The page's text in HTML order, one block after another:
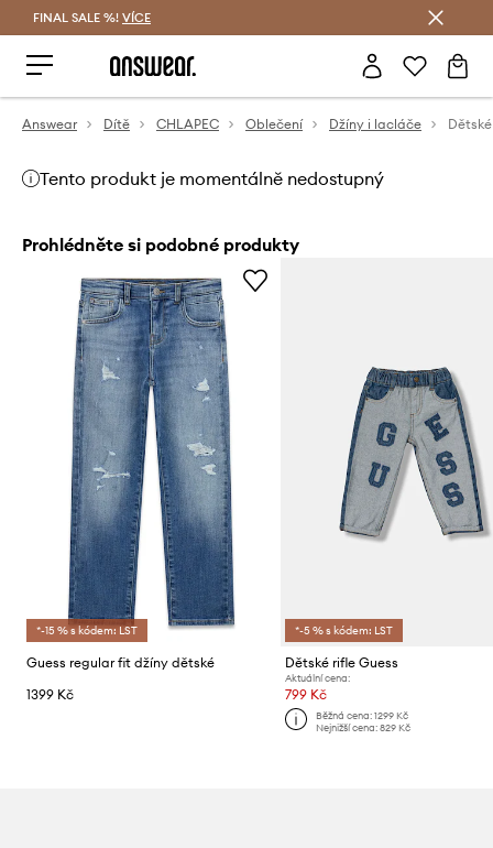
FINAL SALE %! VÍCE
Answear Dítě CHLAPEC Oblečení Džíny i lacláče
Tento produkt je momentálně nedostupný
Prohlédněte si podobné produkty
*-15 % s kódem: LST
Guess regular fit džíny dětské
1399 Kč
*-5 % s kódem: LST
Dětské rifle Guess
Aktuální cena:
799 Kč
Běžná cena: 1299 Kč
Nejnižší cena: 829 Kč